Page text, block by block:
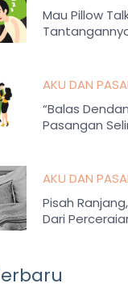
Mau Pillow
AKU DAN
“Balas
Pasangan
AKU DAN
Pisah
Dari